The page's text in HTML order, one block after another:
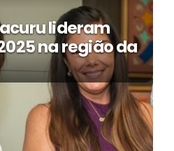
lideram
na região da